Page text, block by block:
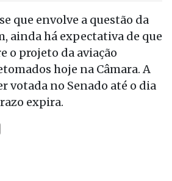
que envolve a questão da
ainda há expectativa de que
o projeto da aviação
hoje na Câmara. A
votada no Senado até o dia
expira.